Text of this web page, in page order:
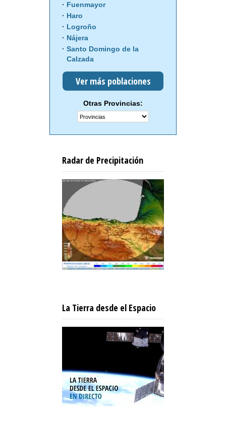
Fuenmayor
Haro
Logroño
Nájera
Santo Domingo de la
Calzada
Ver más poblaciones
Otras Provincias:
Radar de Precipitación
La Tierra desde el Espacio